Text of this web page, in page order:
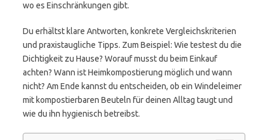
wo es Einschränkungen gibt.
Du erhältst klare Antworten, konkrete Vergleichskriterien
und praxistaugliche Tipps. Zum Beispiel: Wie testest du die
Dichtigkeit zu Hause? Worauf musst du beim Einkauf
achten? Wann ist Heimkompostierung möglich und wann
nicht? Am Ende kannst du entscheiden, ob ein Windeleimer
mit kompostierbaren Beuteln für deinen Alltag taugt und
wie du ihn hygienisch betreibst.